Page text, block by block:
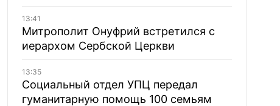
13:41
Митрополит Онуфрий встретился с
иерархом Сербской Церкви
13:35
Социальный отдел УПЦ передал
гуманитарную помощь 100 семьям